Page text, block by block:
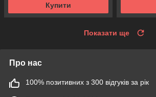
Купити
Показати ще
Про нас
100% позитивних з 300 відгуків за рік